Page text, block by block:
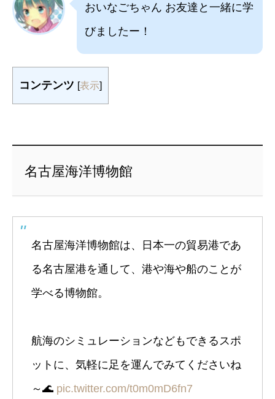
おいなごちゃん お友達と一緒に学
びましたー！
コンテンツ [表示]
名古屋海洋博物館
名古屋海洋博物館は、日本一の貿易港であ
る名古屋港を通して、港や海や船のことが
学べる博物館。
航海のシミュレーションなどもできるスポ
ットに、気軽に足を運んでみてくださいね
～🌊 pic.twitter.com/t0m0mD6fn7